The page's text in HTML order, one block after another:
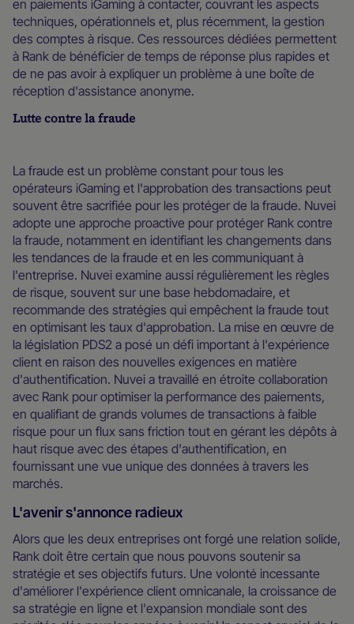
en paiements iGaming à contacter, couvrant les aspects
techniques, opérationnels et, plus récemment, la gestion
des comptes à risque. Ces ressources dédiées permettent
à Rank de bénéficier de temps de réponse plus rapides et
de ne pas avoir à expliquer un problème à une boîte de
réception d'assistance anonyme.
Lutte contre la fraude
La fraude est un problème constant pour tous les
opérateurs iGaming et l'approbation des transactions peut
souvent être sacrifiée pour les protéger de la fraude. Nuvei
adopte une approche proactive pour protéger Rank contre
la fraude, notamment en identifiant les changements dans
les tendances de la fraude et en les communiquant à
l'entreprise. Nuvei examine aussi régulièrement les règles
de risque, souvent sur une base hebdomadaire, et
recommande des stratégies qui empêchent la fraude tout
en optimisant les taux d'approbation. La mise en œuvre de
la législation PDS2 a posé un défi important à l'expérience
client en raison des nouvelles exigences en matière
d'authentification. Nuvei a travaillé en étroite collaboration
avec Rank pour optimiser la performance des paiements,
en qualifiant de grands volumes de transactions à faible
risque pour un flux sans friction tout en gérant les dépôts à
haut risque avec des étapes d'authentification, en
fournissant une vue unique des données à travers les
marchés.
L'avenir s'annonce radieux
Alors que les deux entreprises ont forgé une relation solide,
Rank doit être certain que nous pouvons soutenir sa
stratégie et ses objectifs futurs. Une volonté incessante
d'améliorer l'expérience client omnicanale, la croissance de
sa stratégie en ligne et l'expansion mondiale sont des